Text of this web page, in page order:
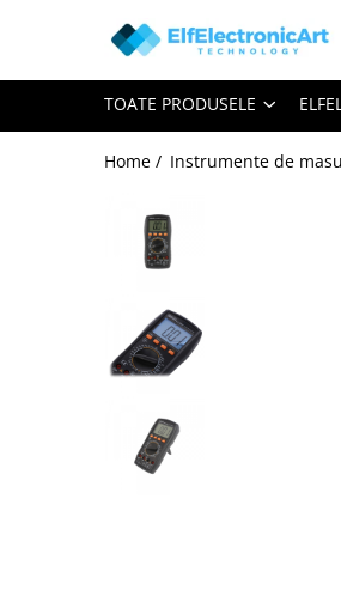
Toate Produsele
Audio
Clesti Ampermetrici
Multimetre Digitale
Surse de alimentare
Termometre
TOATE PRODUSELE
Home / Instrumente de